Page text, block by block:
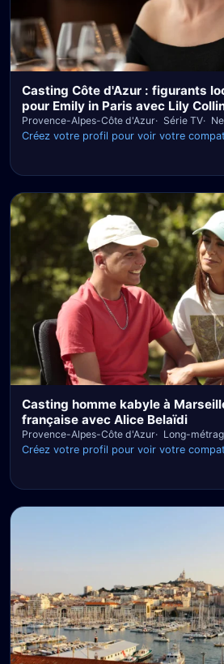
Casting Côte d'Azur : figurants
pour Emily in Paris avec Lily
Provence-Alpes-Côte d'Azur Série TV
Créez votre profil pour voir votre
Casting homme kabyle à
française avec Alice Belaïdi
Provence-Alpes-Côte d'Azur Long-
Créez votre profil pour voir votre